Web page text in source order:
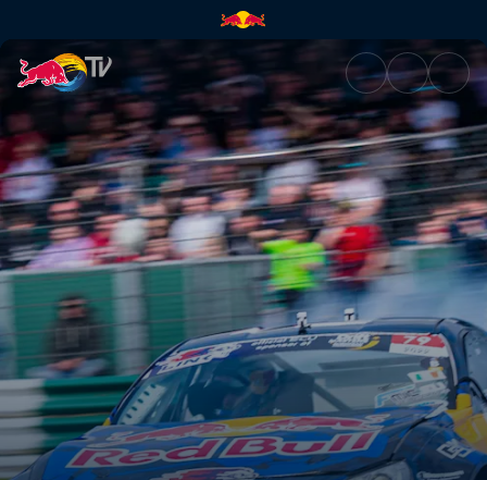
Finales 2 – Irlanda | Red Bull